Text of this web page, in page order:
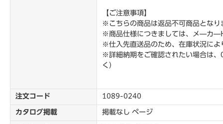
【ご注意事項】
※こちらの商品は返品不可商品となり
※商品仕様につきましては、メ―カ
※仕入先直送品のため、在庫状況に
※詳細納期をご確認されたい場合は
く）
注文コード 1089-0240
カタログ掲載 掲載なし ページ